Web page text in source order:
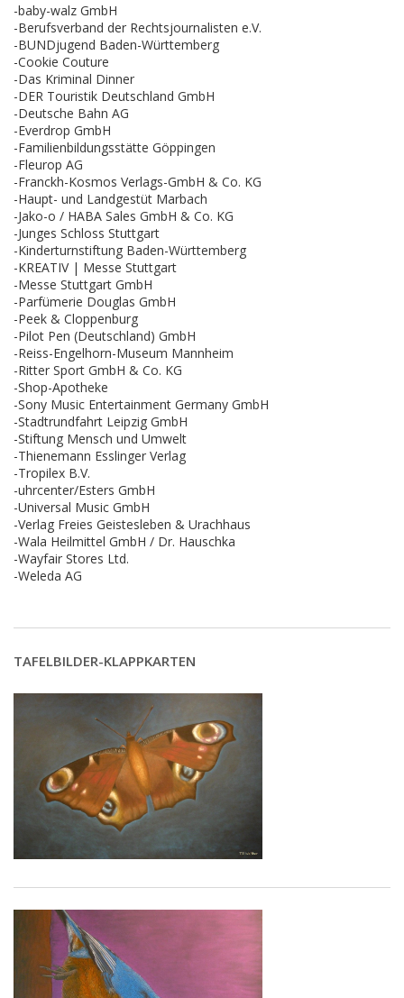
-baby-walz GmbH
-Berufsverband der Rechtsjournalisten e.V.
-BUNDjugend Baden-Württemberg
-Cookie Couture
-Das Kriminal Dinner
-DER Touristik Deutschland GmbH
-Deutsche Bahn AG
-Everdrop GmbH
-Familienbildungsstätte Göppingen
-Fleurop AG
-Franckh-Kosmos Verlags-GmbH & Co. KG
-Haupt- und Landgestüt Marbach
-Jako-o / HABA Sales GmbH & Co. KG
-Junges Schloss Stuttgart
-Kinderturnstiftung Baden-Württemberg
-KREATIV | Messe Stuttgart
-Messe Stuttgart GmbH
-Parfümerie Douglas GmbH
-Peek & Cloppenburg
-Pilot Pen (Deutschland) GmbH
-Reiss-Engelhorn-Museum Mannheim
-Ritter Sport GmbH & Co. KG
-Shop-Apotheke
-Sony Music Entertainment Germany GmbH
-Stadtrundfahrt Leipzig GmbH
-Stiftung Mensch und Umwelt
-Thienemann Esslinger Verlag
-Tropilex B.V.
-uhrcenter/Esters GmbH
-Universal Music GmbH
-Verlag Freies Geistesleben & Urachhaus
-Wala Heilmittel GmbH / Dr. Hauschka
-Wayfair Stores Ltd.
-Weleda AG
TAFELBILDER-KLAPPKARTEN